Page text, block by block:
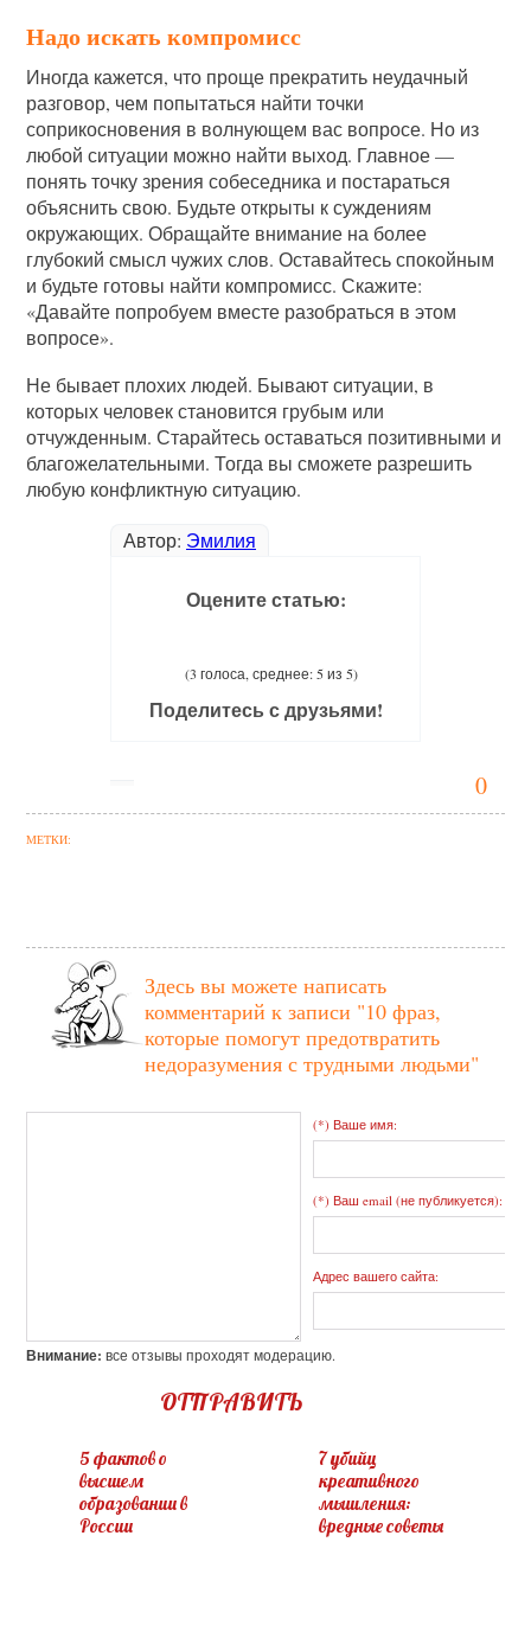
0
Надо искать компромисс
Иногда кажется, что проще прекратить неудачный
разговор, чем попытаться найти точки
соприкосновения в волнующем вас вопросе. Но из
любой ситуации можно найти выход. Главное —
понять точку зрения собеседника и постараться
объяснить свою. Будьте открыты к суждениям
окружающих. Обращайте внимание на более
глубокий смысл чужих слов. Оставайтесь спокойным
и будьте готовы найти компромисс. Скажите:
«Давайте попробуем вместе разобраться в этом
вопросе».
Не бывает плохих людей. Бывают ситуации, в
которых человек становится грубым или
отчужденным. Старайтесь оставаться позитивными и
благожелательными. Тогда вы сможете разрешить
любую конфликтную ситуацию.
Автор: Эмилия
Оцените статью:
(3 голоса, среднее: 5 из 5)
Поделитесь с друзьями!
МЕТКИ:
Здесь вы можете написать
комментарий к записи "10 фраз,
которые помогут предотвратить
недоразумения с трудными людьми"
(*) Ваше имя:
(*) Ваш email (не публикуется):
Адрес вашего сайта:
Внимание: все отзывы проходят модерацию.
ОТПРАВИТЬ
5 фактов о
высшем
образовании в
России
7 убийц
креативного
мышления:
вредные советы